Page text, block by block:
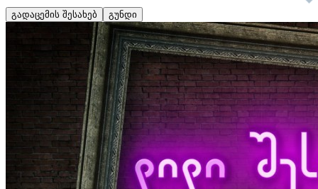
გადაცემის შესახებ გუნდი